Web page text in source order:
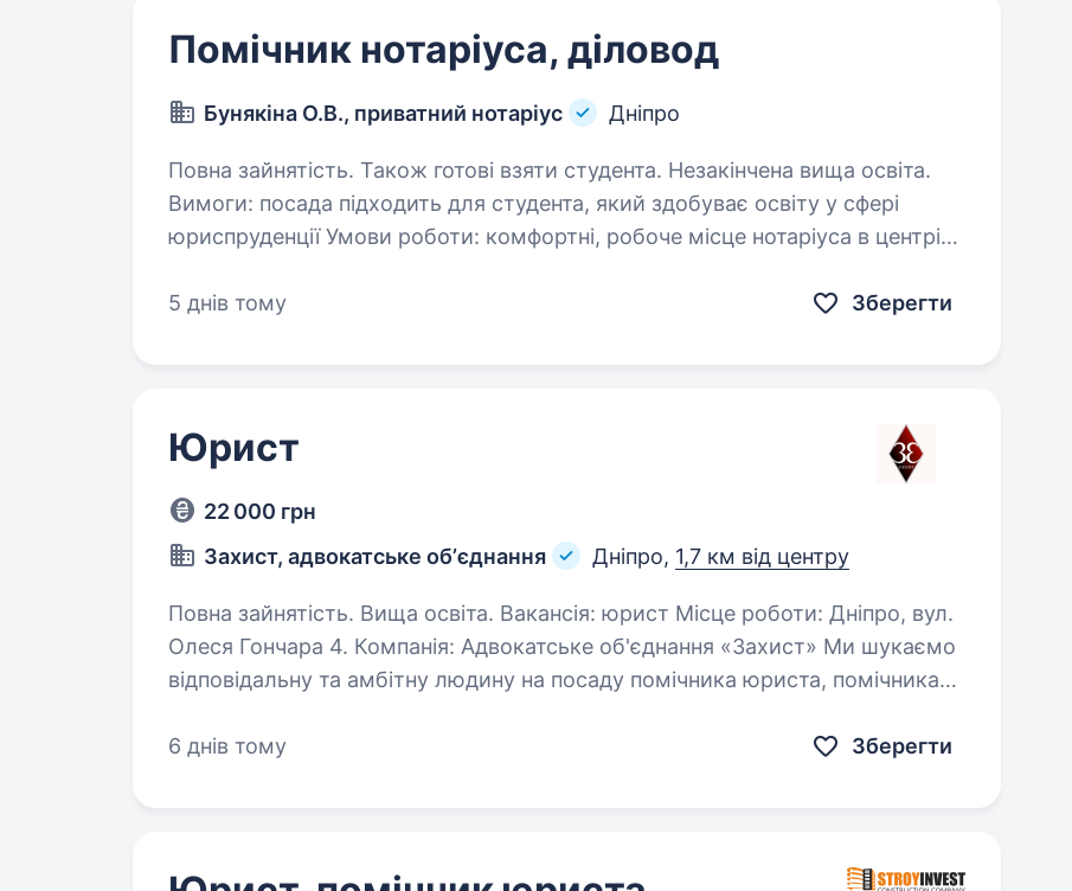
Помічник нотаріуса, діловод
Бунякіна О.В., приватний нотаріус Дніпро
Повна зайнятість. Також готові взяти студента. Незакінчена вища освіта.
Вимоги: посада підходить для студента, який здобуває освіту у сфері
юриспруденції Умови роботи: комфортні, робоче місце нотаріуса в центрі
нотаріуса,…
5 днів тому Зберегти
Юрист
22 000 грн
Захист, адвокатське обʼєднання
Дніпро, 1,7 км від центру
Повна зайнятість. Вища освіта. Вакансія: юрист Місце роботи: Дніпро, вул.
Олеся Гончара 4. Компанія: Адвокатське об'єднання «Захист» Ми шукаємо
відповідальну та амбітну людину на посаду помічника юриста, помічника
6 днів тому
Зберегти